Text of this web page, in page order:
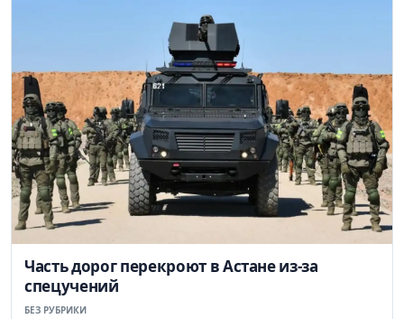
Часть дорог перекроют в Астане из-за
спецучений
БЕЗ РУБРИКИ